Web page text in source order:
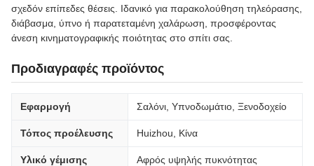
σχεδόν επίπεδες θέσεις. Ιδανικό για παρακολούθηση τηλεόρασης,
διάβασμα, ύπνο ή παρατεταμένη χαλάρωση, προσφέροντας
άνεση κινηματογραφικής ποιότητας στο σπίτι σας.
Προδιαγραφές προϊόντος
Εφαρμογή Σαλόνι, Υπνοδωμάτιο, Ξενοδοχείο
Τόπος προέλευσης Huizhou, Κίνα
Υλικό γέμισης Αφρός υψηλής πυκνότητας